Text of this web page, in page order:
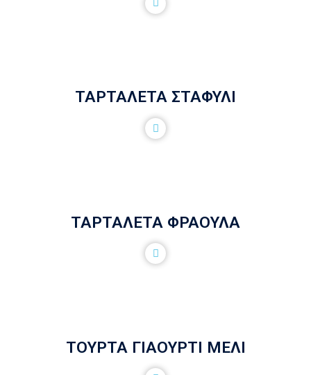
ΤΑΡΤΑΛΕΤΑ ΣΤΑΦΥΛΙ
ΤΑΡΤΑΛΕΤΑ ΦΡΑΟΥΛΑ
ΤΟΥΡΤΑ ΓΙΑΟΥΡΤΙ ΜΕΛΙ